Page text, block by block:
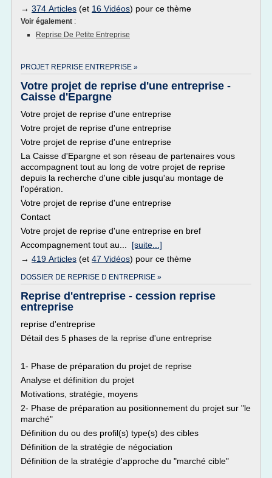
→ 374 Articles (et 16 Vidéos) pour ce thème
Voir également :
Reprise De Petite Entreprise
PROJET REPRISE ENTREPRISE »
Votre projet de reprise d'une entreprise -
Caisse d'Epargne
Votre projet de reprise d'une entreprise
Votre projet de reprise d'une entreprise
Votre projet de reprise d'une entreprise
La Caisse d'Epargne et son réseau de partenaires vous
accompagnent tout au long de votre projet de reprise
depuis la recherche d'une cible jusqu'au montage de
l'opération.
Votre projet de reprise d'une entreprise
Contact
Votre projet de reprise d'une entreprise en bref
Accompagnement tout au... [suite...]
→ 419 Articles (et 47 Vidéos) pour ce thème
DOSSIER DE REPRISE D ENTREPRISE »
Reprise d'entreprise - cession reprise
entreprise
reprise d'entreprise
Détail des 5 phases de la reprise d'une entreprise
1- Phase de préparation du projet de reprise
Analyse et définition du projet
Motivations, stratégie, moyens
2- Phase de préparation au positionnement du projet sur "le
marché"
Définition du ou des profil(s) type(s) des cibles
Définition de la stratégie de négociation
Définition de la stratégie d'approche du "marché cible"